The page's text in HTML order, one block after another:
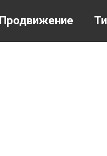
Продвижение